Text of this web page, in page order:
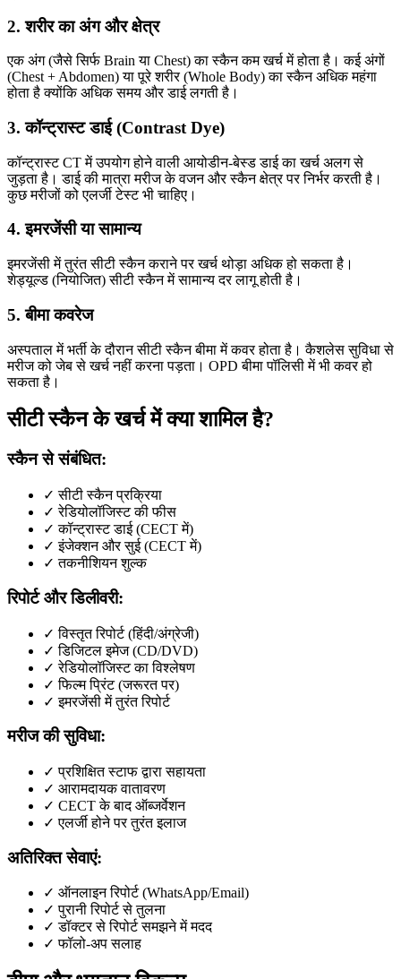
2. शरीर का अंग और क्षेत्र
एक अंग (जैसे सिर्फ Brain या Chest) का स्कैन कम खर्च में होता है। कई अंगों
(Chest + Abdomen) या पूरे शरीर (Whole Body) का स्कैन अधिक महंगा
होता है क्योंकि अधिक समय और डाई लगती है।
3. कॉन्ट्रास्ट डाई (Contrast Dye)
कॉन्ट्रास्ट CT में उपयोग होने वाली आयोडीन-बेस्ड डाई का खर्च अलग से
जुड़ता है। डाई की मात्रा मरीज के वजन और स्कैन क्षेत्र पर निर्भर करती है।
कुछ मरीजों को एलर्जी टेस्ट भी चाहिए।
4. इमरजेंसी या सामान्य
इमरजेंसी में तुरंत सीटी स्कैन कराने पर खर्च थोड़ा अधिक हो सकता है।
शेड्यूल्ड (नियोजित) सीटी स्कैन में सामान्य दर लागू होती है।
5. बीमा कवरेज
अस्पताल में भर्ती के दौरान सीटी स्कैन बीमा में कवर होता है। कैशलेस सुविधा से
मरीज को जेब से खर्च नहीं करना पड़ता। OPD बीमा पॉलिसी में भी कवर हो
सकता है।
सीटी स्कैन के खर्च में क्या शामिल है?
स्कैन से संबंधित:
✓ सीटी स्कैन प्रक्रिया
✓ रेडियोलॉजिस्ट की फीस
✓ कॉन्ट्रास्ट डाई (CECT में)
✓ इंजेक्शन और सुई (CECT में)
✓ तकनीशियन शुल्क
रिपोर्ट और डिलीवरी:
✓ विस्तृत रिपोर्ट (हिंदी/अंग्रेजी)
✓ डिजिटल इमेज (CD/DVD)
✓ रेडियोलॉजिस्ट का विश्लेषण
✓ फिल्म प्रिंट (जरूरत पर)
✓ इमरजेंसी में तुरंत रिपोर्ट
मरीज की सुविधा:
✓ प्रशिक्षित स्टाफ द्वारा सहायता
✓ आरामदायक वातावरण
✓ CECT के बाद ऑब्जर्वेशन
✓ एलर्जी होने पर तुरंत इलाज
अतिरिक्त सेवाएं:
✓ ऑनलाइन रिपोर्ट (WhatsApp/Email)
✓ पुरानी रिपोर्ट से तुलना
✓ डॉक्टर से रिपोर्ट समझने में मदद
✓ फॉलो-अप सलाह